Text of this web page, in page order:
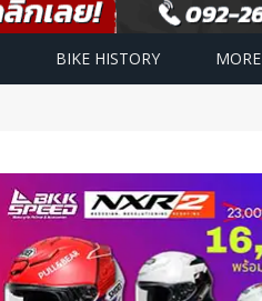
BIKE HISTORY MORE